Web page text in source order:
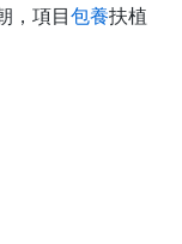
，項目包養扶植